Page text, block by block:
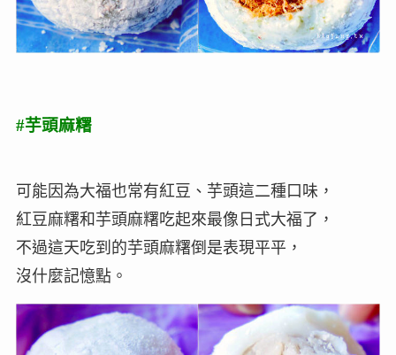
#芋頭麻糬
可能因為大福也常有紅豆、芋頭這二種口味，
紅豆麻糬和芋頭麻糬吃起來最像日式大福了，
不過這天吃到的芋頭麻糬倒是表現平平，
沒什麼記憶點。